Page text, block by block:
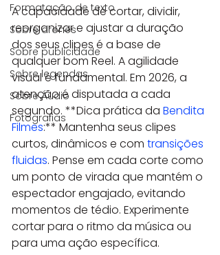
Formatação de texto
Sobre drones
Sobre publicidade
Sobre legendas
Sobre Áudio
Fotografias
A capacidade de cortar, dividir,
reorganizar e ajustar a duração
dos seus clipes é a base de
qualquer bom Reel. A agilidade
visual é fundamental. Em 2026, a
atenção é disputada a cada
segundo. **Dica prática da Bendita
Filmes:** Mantenha seus clipes
curtos, dinâmicos e com transições
fluidas. Pense em cada corte como
um ponto de virada que mantém o
espectador engajado, evitando
momentos de tédio. Experimente
cortar para o ritmo da música ou
para uma ação específica.